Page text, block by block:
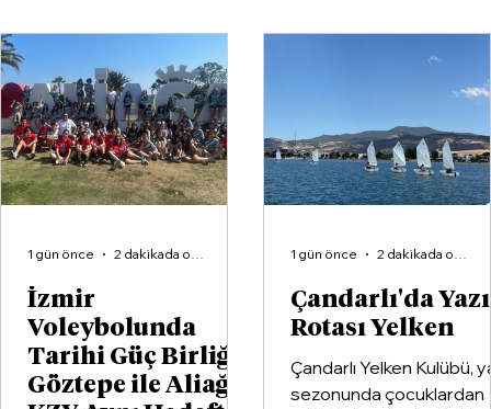
İzmir
Voleybolunda
Tarihi Güç Birliği:
Göztepe ile Aliağa
1 gün önce 2 dakikada okunur
Çandarlı'da
Rotası Yelken
Çandarlı Yelken Kulübü,
sezonunda çocuklardan
1 gün önce 2 dakikada okunur
Tartışması